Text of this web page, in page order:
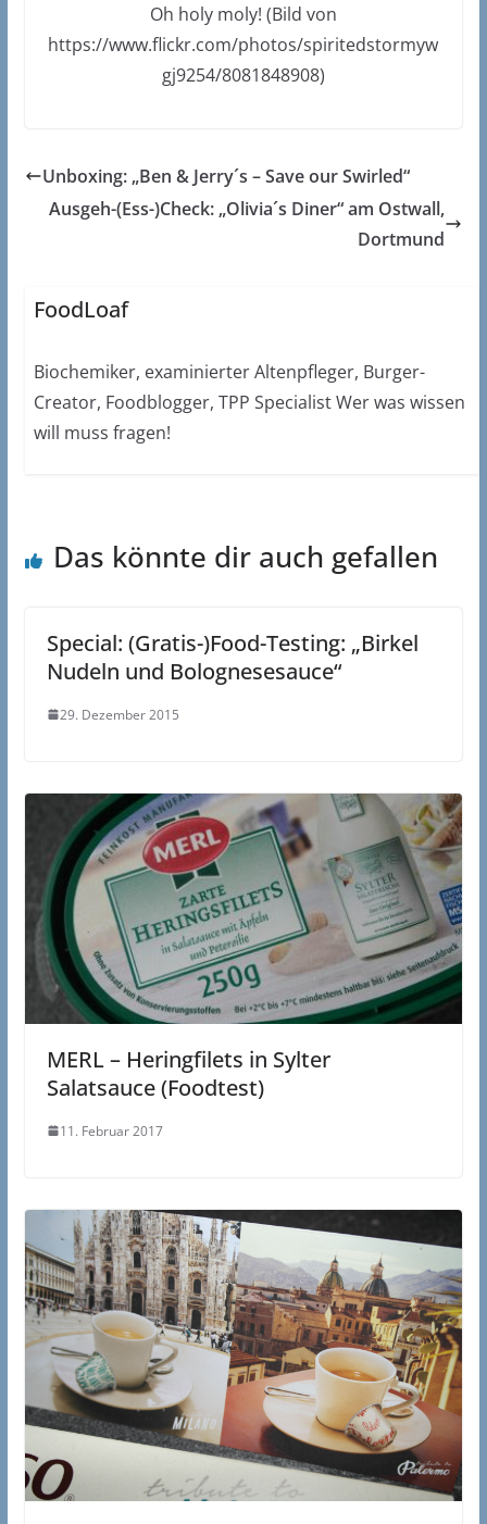
Oh holy moly! (Bild von
https://www.flickr.com/photos/spiritedstormyw
gj9254/8081848908)
Unboxing: „Ben & Jerry´s – Save our Swirled“
Ausgeh-(Ess-)Check: „Olivia´s Diner“ am Ostwall,
Dortmund
FoodLoaf
Biochemiker, examinierter Altenpfleger, Burger-
Creator, Foodblogger, TPP Specialist Wer was wissen
will muss fragen!
Das könnte dir auch gefallen
Special: (Gratis-)Food-Testing: „Birkel
Nudeln und Bolognesesauce“
29. Dezember 2015
MERL – Heringfilets in Sylter
Salatsauce (Foodtest)
11. Februar 2017